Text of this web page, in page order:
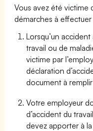
Vous avez été victime
démarches à effectuer
Lorsqu’un
travail ou de
victime par
déclaration
document à
Votre employeur
d’accident du
devez apporter à